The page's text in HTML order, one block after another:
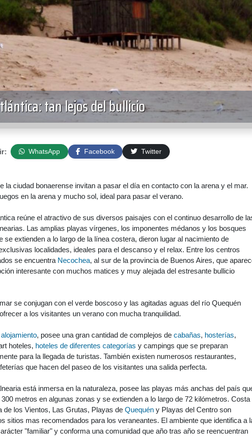
tan lejos del bullicio
WhatsApp Facebook Twitter
la ciudad bonaerense invitan a pasar el día en contacto con la arena y el mar.
en la arena y mucho sol, ideal para pasar el verano.
reúne el atractivo de sus diversos paisajes con el continuo desarrollo de
Las amplias playas vírgenes, los imponentes médanos y los bosques
se extienden a lo largo de la línea costera, dieron lugar al nacimiento de
localidades, ideales para el descanso y el relax. Entre los centros
se encuentra Necochea, al sur de la provincia de Buenos Aires, que
interesante con muchos matices y muy alejada del estresante bullicio
se conjugan con el verde boscoso y las agitadas aguas del río Quequén
a los visitantes un verano con mucha tranquilidad.
alojamiento, posee una gran cantidad de complejos de cabañas, hosterías,
hoteles, hoteles de diferentes categorías y campings que se preparan
para la llegada de turistas. También existen numerosos restaurantes,
que hacen del paseo de los visitantes una salida perfecta.
está inmersa en la naturaleza, posee las playas más anchas del país
metros en algunas zonas y se extienden a lo largo de 72 kilómetros. Costa
de los Vientos, Las Grutas, Playas de Quequén y Playas del Centro son
sitios mas recomendados para los veraneantes. El ambiente que identifica a
"familiar" y conforma una comunidad que año tras año se reencuentran